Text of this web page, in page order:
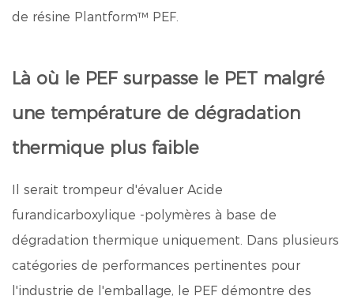
de résine Plantform™ PEF.
Là où le PEF surpasse le PET malgré
une température de dégradation
thermique plus faible
Il serait trompeur d'évaluer Acide
furandicarboxylique -polymères à base de
dégradation thermique uniquement. Dans plusieurs
catégories de performances pertinentes pour
l'industrie de l'emballage, le PEF démontre des